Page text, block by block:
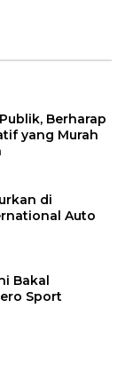
Berharap
yang Murah
di
Auto
Bakal
Sport